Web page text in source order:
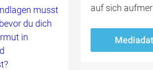
musst
du dich
in
auf sich